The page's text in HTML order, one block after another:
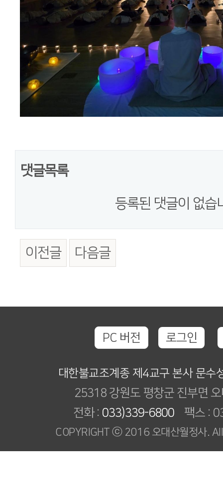
댓글목록
등록된 댓글이 없습
이전글 다음글
PC 버전 로그인
대한불교조계종 제4교구 본사 문수
25318 강원도 평창군 진부면
전화 : 033)339-6800 팩스 :
COPYRIGHT ⓒ 2016 오대산월정사.